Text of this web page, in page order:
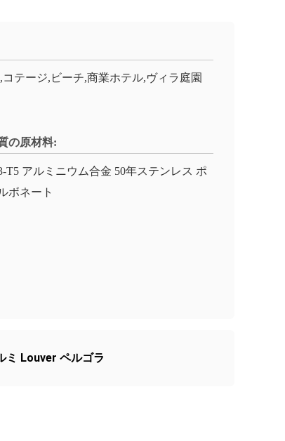
コテージ,ビーチ,商業ホテル,ヴィラ庭園
の原材料:
T5 アルミニウム合金 50年ステンレス ポ
ボネート
ミ Louver ペルゴラ